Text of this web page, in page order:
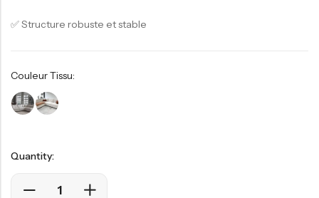
✅ Structure robuste et stable
Couleur Tissu:
Quantity: